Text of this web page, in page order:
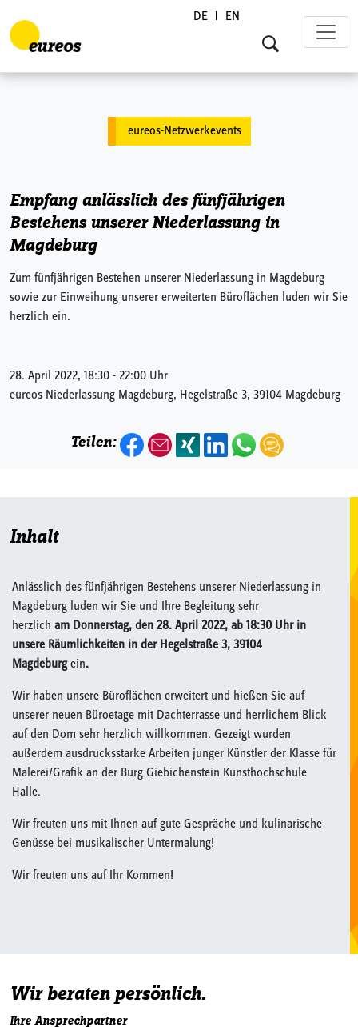
Skip to content
DE EN
eureos-Netzwerkevents
Empfang anlässlich des fünfjährigen
Bestehens unserer Niederlassung in
Magdeburg
Zum fünfjährigen Bestehen unserer Niederlassung in Magdeburg
sowie zur Einweihung unserer erweiterten Büroflächen luden wir Sie
herzlich ein.
28. April 2022, 18:30 - 22:00 Uhr
eureos Niederlassung Magdeburg, Hegelstraße 3, 39104 Magdeburg
Teilen:
Inhalt
Anlässlich des fünfjährigen Bestehens unserer Niederlassung in
Magdeburg luden wir Sie und Ihre Begleitung sehr
herzlich am Donnerstag, den 28. April 2022, ab 18:30 Uhr in
unsere Räumlichkeiten in der Hegelstraße 3, 39104
Magdeburgein.
Wir haben unsere Büroflächen erweitert und hießen Sie auf
unserer neuen Büroetage mit Dachterrasse und herrlichem Blick
auf den Dom sehr herzlich willkommen. Gezeigt wurden
außerdem ausdrucksstarke Arbeiten junger Künstler der Klasse für
Malerei/Graﬁk an der Burg Giebichenstein Kunsthochschule
Halle.
Wir freuten uns mit Ihnen auf gute Gespräche und kulinarische
Genüsse bei musikalischer Untermalung!
Wir freuten uns auf Ihr Kommen!
Wir beraten persönlich.
Ihre Ansprechpartner